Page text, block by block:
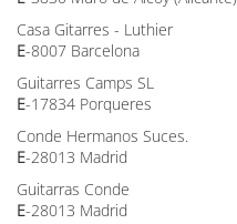
Casa Gitarres - Luthier
E-8007 Barcelona
Guitarres Camps SL
E-17834 Porqueres
Conde Hermanos Suces.
E-28013 Madrid
Guitarras Conde
E-28013 Madrid